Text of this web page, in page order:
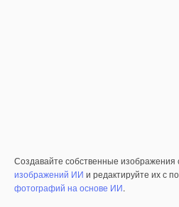
Создавайте собственные
изображений ИИ и редактируйте их с
фотографий на основе ИИ.